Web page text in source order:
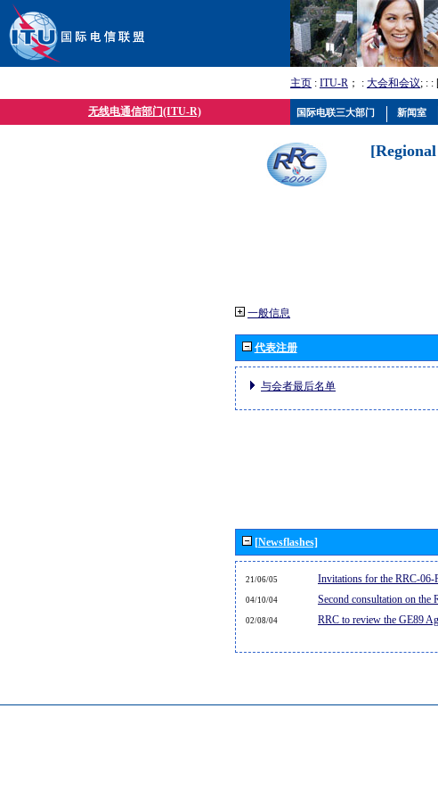
主页 : ITU-R ； : 大会和会议; : :
无线电通信部门(ITU-R)
一般信息
代表注册
与会者最后名单
[Newsflashes]
21/06/05 Invitations for the RRC-06-
04/10/04 Second consultation on the
02/08/04 RRC to review the GE89
国际电联三大部门 新闻室